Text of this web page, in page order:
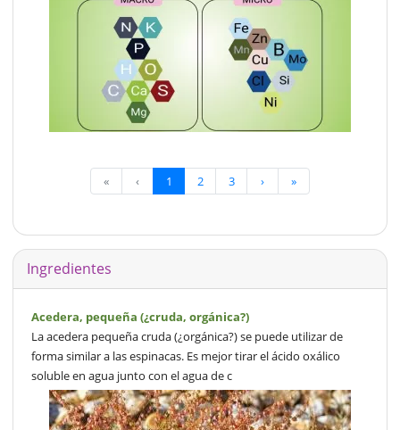
« ‹ 1 2 3 › »
Ingredientes
Acedera, pequeña (¿cruda, orgánica?)
La acedera pequeña cruda (¿orgánica?) se puede utilizar de
forma similar a las espinacas. Es mejor tirar el ácido oxálico
soluble en agua junto con el agua de c